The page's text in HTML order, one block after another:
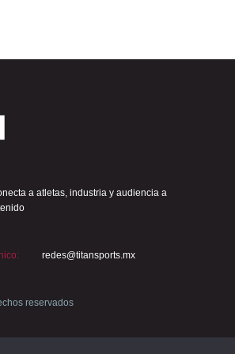
a atletas, industria y audiencia a
redes@titansports.mx
reservados